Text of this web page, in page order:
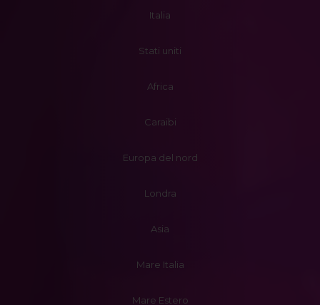
Italia
Stati uniti
Africa
Caraibi
Europa del nord
Londra
Asia
Mare Italia
Mare Estero